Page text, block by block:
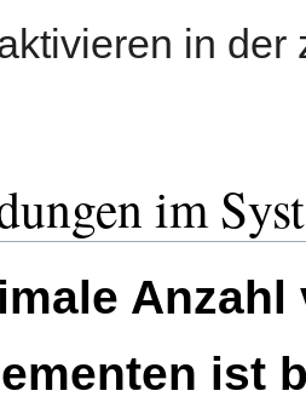
in der
im
Anzahl
ist